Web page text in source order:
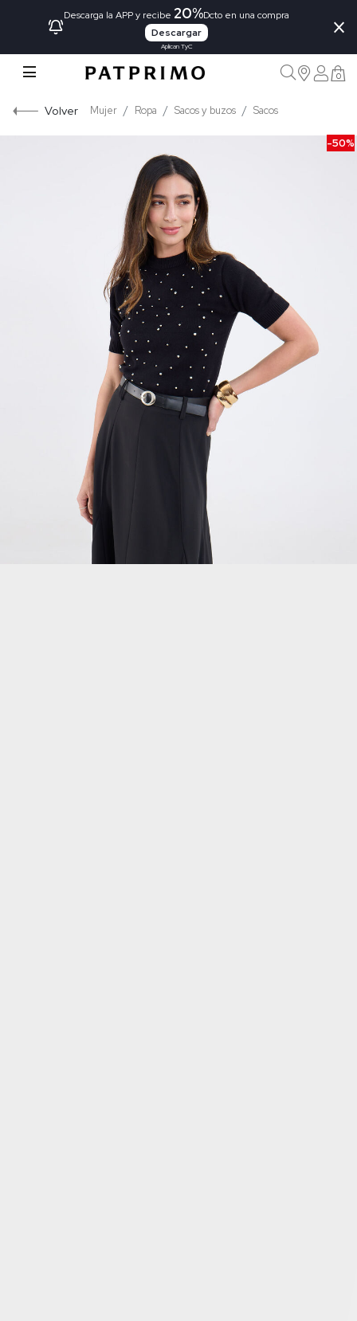
Descarga la APP y recibe 20%Dcto en una compra
Descargar
Aplican TyC
×
0
Volver Mujer Ropa Sacos y buzos Sacos
-50%